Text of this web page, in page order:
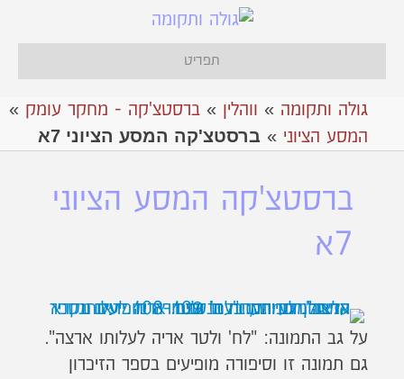
תפריט
גולה ותקומה » ווהלין » ברסטצ'קה - מחקר עומק »
המסע הציוני » ברסטצ'קה המסע הציוני 7א
ברסטצ'קה המסע הציוני
7א
על גב התמונה: "לח' ולטר אריה לעלותו ארצה".
גם תמונה זו וסיפורה מופיעים בספר הזיכרון